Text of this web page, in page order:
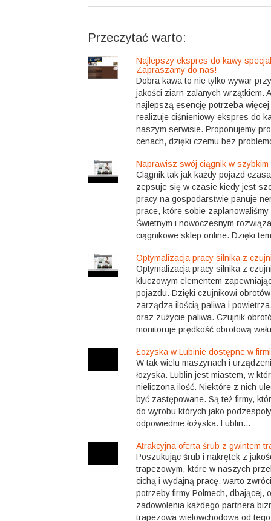
Przeczytać warto:
Najlepszy ekspres do kawy
Zapraszamy do nas!
Dobra kawa to nie tylko wywar
jakości ziarn zalanych wrzątkiem.
najlepszą esencję potrzeba
realizuje ciśnieniowy ekspres do
naszym serwisie. Proponujemy
cenach, dzięki czemu bez
Naprawisz swój ciągnik w
Ciągnik tak jak każdy pojazd
zepsuje się w czasie kiedy jest
pracy na gospodarstwie panuje
prace, które sobie
Świetnym i nowoczesnym
ciągnikowe sklep online. Dzięki
Optymalizacja pracy silnika z
Optymalizacja pracy silnika z
kluczowym elementem
pojazdu. Dzięki czujnikowi
zarządza ilością paliwa i
oraz zużycie paliwa. Czujnik
monitoruje prędkość obrotową
Łożyska w Lubinie dostępne w
W tak wielu maszynach i
łożyska. Lublin jest miastem, w
nieliczona ilość. Niektóre z nich
być zastępowane. Są też firmy,
do wyrobu których jako
odpowiednie łożyska. Lublin...
Atrakcyjna oferta śrub z gwintem
Poszukując śrub i nakrętek z
trapezowym, które w naszych
cichą i wydajną pracę, warto
potrzeby firmy Polmech, dbającej,
zadowolenia każdego partnera
trapezowa wielowchodowa od